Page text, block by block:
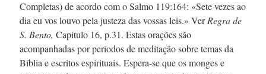
Completas) de acordo com o Salmo 119:164: «Sete vezes ao
dia eu vos louvo pela justeza das vossas leis.» VerRegra de
S. Bento, Capítulo 16, p.31. Estas orações são
acompanhadas por períodos de meditação sobre temas da
Bíblia e escritos espirituais. Espera-seque os monges e